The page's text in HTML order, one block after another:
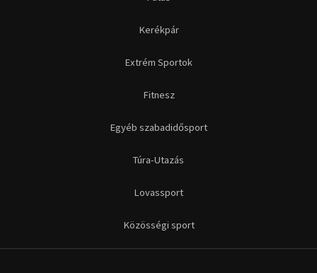
Kerékpár
Extrém Sportok
Fitnesz
Egyéb szabadidősport
Túra-Utazás
Lovassport
Közösségi sport